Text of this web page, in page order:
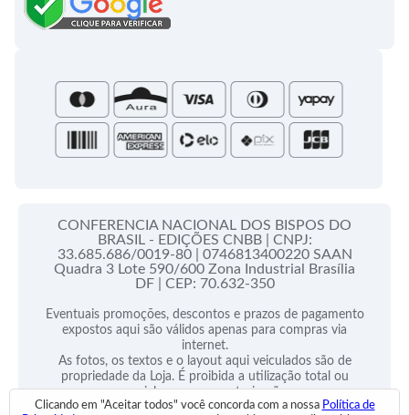
Folhetos e Partituras
Campanha da Fraternidade
CONFERENCIA NACIONAL DOS BISPOS DO
BRASIL - EDIÇÕES CNBB | CNPJ:
33.685.686/0019-80 | 0746813400220 SAAN
Quadra 3 Lote 590/600 Zona Industrial Brasília
DF | CEP: 70.632-350
Eventuais promoções, descontos e prazos de pagamento
expostos aqui são válidos apenas para compras via
internet.
As fotos, os textos e o layout aqui veiculados são de
propriedade da Loja. É proibida a utilização total ou
parcial sem nossa autorização.
Clicando em "Aceitar todos" você concorda com a nossa Política de